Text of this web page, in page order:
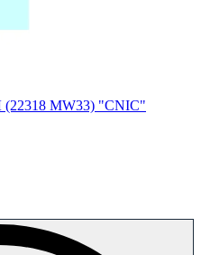
MW33) "СNIC"